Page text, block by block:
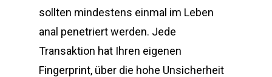
sollten mindestens einmal im Leben
anal penetriert werden. Jede
Transaktion hat Ihren eigenen
Fingerprint, über die hohe Unsicherheit